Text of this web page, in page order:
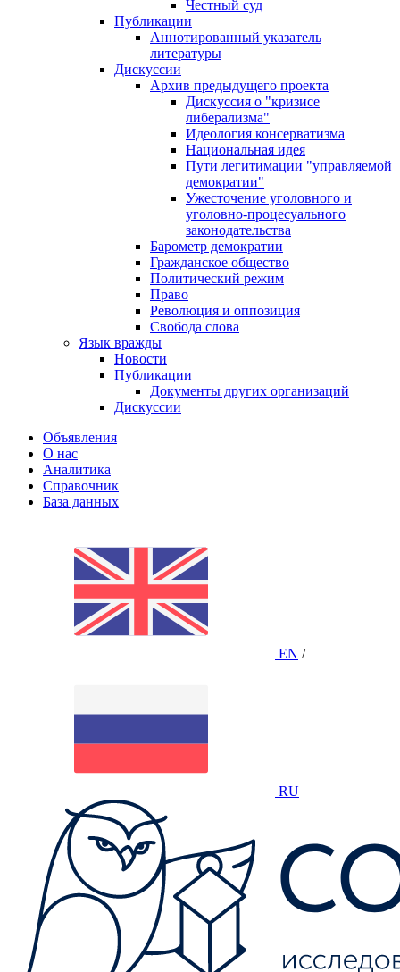
Честный суд
Публикации
Аннотированный указатель
литературы
Дискуссии
Архив предыдущего проекта
Дискуссия о "кризисе
либерализма"
Идеология консерватизма
Национальная идея
Пути легитимации "управляемой
демократии"
Ужесточение уголовного и
уголовно-процесуального
законодательства
Барометр демократии
Гражданское общество
Политический режим
Право
Революция и оппозиция
Свобода слова
Язык вражды
Новости
Публикации
Документы других организаций
Дискуссии
Объявления
О нас
Аналитика
Справочник
База данных
EN /
RU